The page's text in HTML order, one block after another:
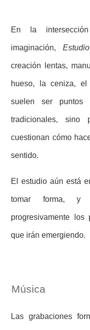
En la
imaginación,
creación lentas,
hueso, la ceniza,
suelen ser
tradicionales, sino
cuestionan cómo
sentido.
El estudio aún está
tomar forma, y
progresivamente los
que irán emergiendo.
Música
Las grabaciones